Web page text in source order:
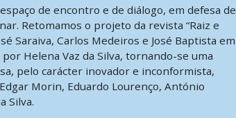
de encontro e de diálogo, em defesa de
Retomamos o projeto da revista “Raiz e
Saraiva, Carlos Medeiros e José Baptista em
Helena Vaz da Silva, tornando-se uma
pelo carácter inovador e inconformista,
Morin, Eduardo Lourenço, António
Silva.